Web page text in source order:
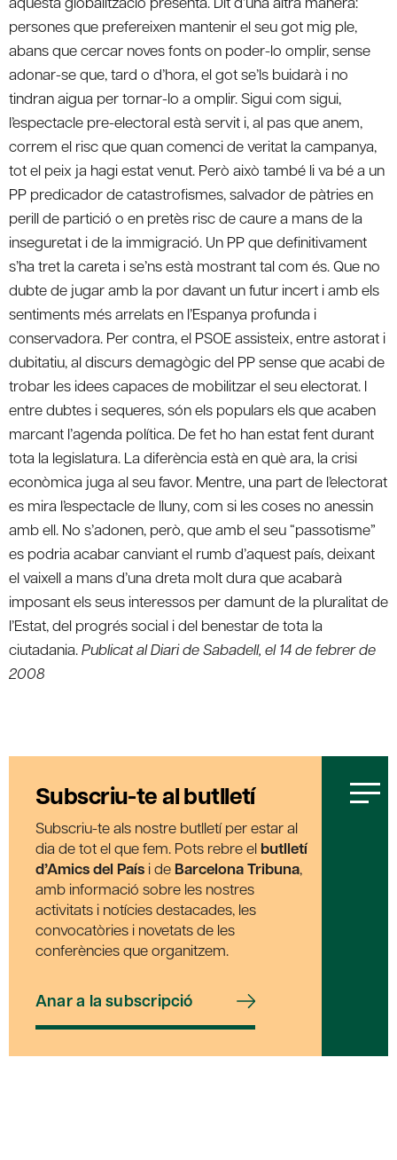
persones que prefereixen mantenir el seu got mig ple,
abans que cercar noves fonts on poder-lo omplir, sense
adonar-se que, tard o d’hora, el got se’ls buidarà i no
tindran aigua per tornar-lo a omplir. Sigui com sigui,
l’espectacle pre-electoral està servit i, al pas que anem,
correm el risc que quan comenci de veritat la campanya,
tot el peix ja hagi estat venut. Però això també li va bé a un
PP predicador de catastrofismes, salvador de pàtries en
perill de partició o en pretès risc de caure a mans de la
inseguretat i de la immigració. Un PP que definitivament
s’ha tret la careta i se’ns està mostrant tal com és. Que no
dubte de jugar amb la por davant un futur incert i amb els
sentiments més arrelats en l’Espanya profunda i
conservadora. Per contra, el PSOE assisteix, entre astorat i
dubitatiu, al discurs demagògic del PP sense que acabi de
trobar les idees capaces de mobilitzar el seu electorat. I
entre dubtes i sequeres, són els populars els que acaben
marcant l’agenda política. De fet ho han estat fent durant
tota la legislatura. La diferència està en què ara, la crisi
econòmica juga al seu favor. Mentre, una part de l’electorat
es mira l’espectacle de lluny, com si les coses no anessin
amb ell. No s’adonen, però, que amb el seu “passotisme”
es podria acabar canviant el rumb d’aquest país, deixant
el vaixell a mans d’una dreta molt dura que acabarà
imposant els seus interessos per damunt de la pluralitat de
l’Estat, del progrés social i del benestar de tota la
ciutadania.Publicat al Diari de Sabadell, el 14 de febrer de
2008
Subscriu-te al butlletí
Subscriu-te als nostre butlletí per estar al
dia de tot el que fem. Pots rebre el butlletí
d’Amics del País i de Barcelona Tribuna,
amb informació sobre les nostres
activitats i notícies destacades, les
convocatòries i novetats de les
conferències que organitzem.
Anar a la subscripció